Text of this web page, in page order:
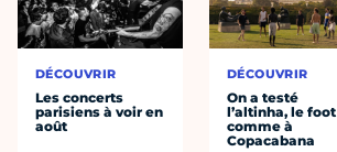
DÉCOUVRIR
Les concerts
parisiens à voir en
août
DÉCOUVRIR
On a testé
l’altinha, le foot
comme à
Copacabana